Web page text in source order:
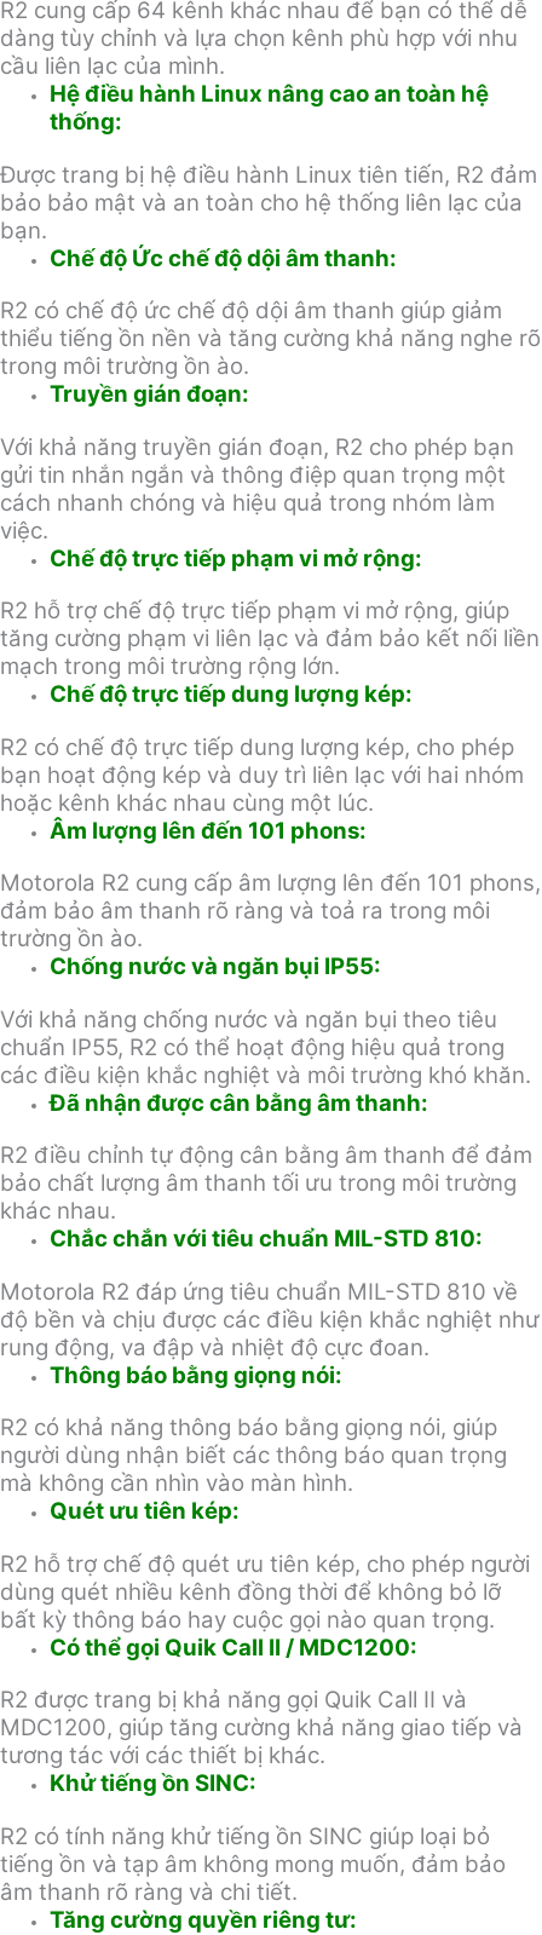
R2 cung cấp 64 kênh khác nhau để bạn có thể dễ
dàng tùy chỉnh và lựa chọn kênh phù hợp với nhu
cầu liên lạc của mình.
Hệ điều hành Linux nâng cao an toàn hệ
thống:
Được trang bị hệ điều hành Linux tiên tiến, R2 đảm
bảo bảo mật và an toàn cho hệ thống liên lạc của
bạn.
Chế độ Ức chế độ dội âm thanh:
R2 có chế độ ức chế độ dội âm thanh giúp giảm
thiểu tiếng ồn nền và tăng cường khả năng nghe rõ
trong môi trường ồn ào.
Truyền gián đoạn:
Với khả năng truyền gián đoạn, R2 cho phép bạn
gửi tin nhắn ngắn và thông điệp quan trọng một
cách nhanh chóng và hiệu quả trong nhóm làm
việc.
Chế độ trực tiếp phạm vi mở rộng:
R2 hỗ trợ chế độ trực tiếp phạm vi mở rộng, giúp
tăng cường phạm vi liên lạc và đảm bảo kết nối liền
mạch trong môi trường rộng lớn.
Chế độ trực tiếp dung lượng kép:
R2 có chế độ trực tiếp dung lượng kép, cho phép
bạn hoạt động kép và duy trì liên lạc với hai nhóm
hoặc kênh khác nhau cùng một lúc.
Âm lượng lên đến 101 phons:
Motorola R2 cung cấp âm lượng lên đến 101 phons,
đảm bảo âm thanh rõ ràng và toả ra trong môi
trường ồn ào.
Chống nước và ngăn bụi IP55:
Với khả năng chống nước và ngăn bụi theo tiêu
chuẩn IP55, R2 có thể hoạt động hiệu quả trong
các điều kiện khắc nghiệt và môi trường khó khăn.
Đã nhận được cân bằng âm thanh:
R2 điều chỉnh tự động cân bằng âm thanh để đảm
bảo chất lượng âm thanh tối ưu trong môi trường
khác nhau.
Chắc chắn với tiêu chuẩn MIL-STD 810:
Motorola R2 đáp ứng tiêu chuẩn MIL-STD 810 về
độ bền và chịu được các điều kiện khắc nghiệt như
rung động, va đập và nhiệt độ cực đoan.
Thông báo bằng giọng nói:
R2 có khả năng thông báo bằng giọng nói, giúp
người dùng nhận biết các thông báo quan trọng
mà không cần nhìn vào màn hình.
Quét ưu tiên kép:
R2 hỗ trợ chế độ quét ưu tiên kép, cho phép người
dùng quét nhiều kênh đồng thời để không bỏ lỡ
bất kỳ thông báo hay cuộc gọi nào quan trọng.
Có thể gọi Quik Call II / MDC1200:
R2 được trang bị khả năng gọi Quik Call II và
MDC1200, giúp tăng cường khả năng giao tiếp và
tương tác với các thiết bị khác.
Khử tiếng ồn SINC:
R2 có tính năng khử tiếng ồn SINC giúp loại bỏ
tiếng ồn và tạp âm không mong muốn, đảm bảo
âm thanh rõ ràng và chi tiết.
Tăng cường quyền riêng tư: